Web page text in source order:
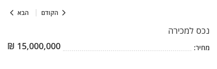
הקודם הבא
נכס למכירה
מחיר: 15,000,000
₪